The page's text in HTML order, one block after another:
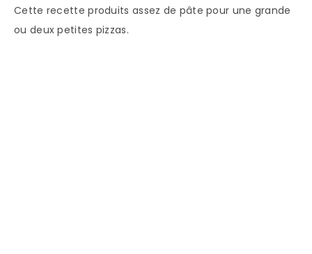
Cette recette produits assez de pâte pour une grande
ou deux petites pizzas.